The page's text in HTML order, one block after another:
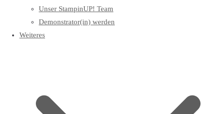
Unser StampinUP! Team
Demonstrator(in) werden
Weiteres